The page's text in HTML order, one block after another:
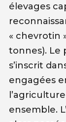
élevages
« chevrotin
tonnes). Le
s’inscrit
engagées
ensemble.